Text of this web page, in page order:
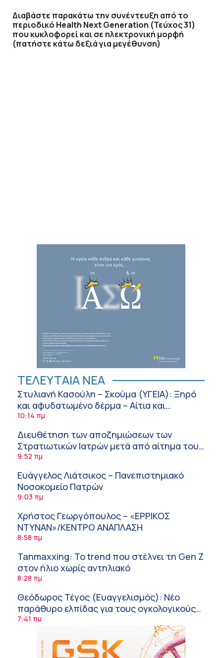
Διαβάστε παρακάτω την συνέντευξη από το
περιοδικό Health Next Generation (Τεύχος 31)
που κυκλοφορεί και σε ηλεκτρονική μορφή
(πατήστε κάτω δεξιά για μεγέθυνση)
ΤΕΛΕΥΤΑΙΑ ΝΕΑ
Στυλιανή Κασούλη – Σκούμα (ΥΓΕΙΑ): Ξηρό
και αφυδατωμένο δέρμα – Αίτια και
αντιμετώπιση
10:14 πμ
Διευθέτηση των αποζημιώσεων των
Στρατιωτικών Ιατρών μετά από αίτημα του
ΙΣΑ
9:52 πμ
Ευάγγελος Λιάτσικος – Πανεπιστημιακό
Νοσοκομείο Πατρών
9:03 πμ
Χρήστος Γεωργόπουλος – «ΕΡΡΙΚΟΣ
ΝΤΥΝΑΝ»/ΚΕΝΤΡΟ ΑΝΑΠΛΑΣΗ
8:58 πμ
Tanmaxxing: To trend που στέλνει τη Gen Z
στον ήλιο χωρίς αντηλιακό
8:28 πμ
Θεόδωρος Τέγος (Ευαγγελισμός): Νέο
παράθυρο ελπίδας για τους ογκολογικούς
ασθενείς μέσω κλινικών δοκιμών
7:41 πμ
Ασφάλεια στο νερό: 8 χρήσιμες οδηγίες
από τον Ελληνικό Ερυθρό Σταυρό